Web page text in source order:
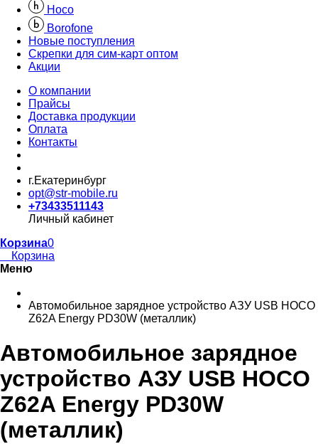
Hoco
Borofone
Новые поступления
Скрепки для сим-карт оптом
Акции
О компании
Прайсы
Доставка продукции
Оплата
Контакты
г.Екатеринбург
opt@str-mobile.ru
+73433511143
Личный кабинет
Корзина0
Корзина
Меню
Автомобильное зарядное устройство АЗУ USB HOCO
Z62A Energy PD30W (металлик)
Автомобильное зарядное
устройство АЗУ USB HOCO
Z62A Energy PD30W
(металлик)